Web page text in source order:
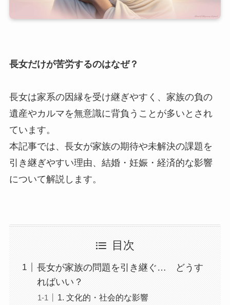
長女だけが苦労するのはなぜ？
長女は家系の因縁を受け継ぎやすく、家族の負の
遺産やカルマを無意識に背負うことが多いとされ
ています。
本記事では、長女が家族の期待や未解決の課題を
引き継ぎやすい理由、結婚・妊娠・経済的な影響
について解説します。
目次
長女が家族の問題を引き継ぐ… どうす
ればいい？
1. 文化的・社会的な影響